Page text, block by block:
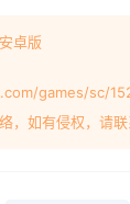
卓版
games/sc/
，如有侵权，请联